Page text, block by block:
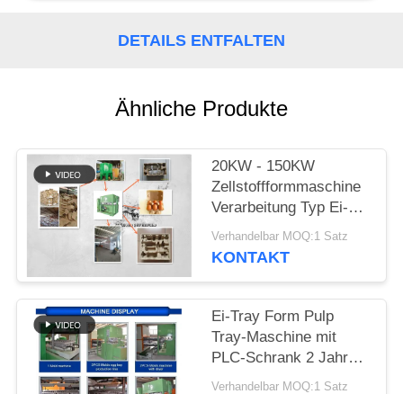
DATENSCHUTZRICHTLINIE
DETAILS ENTFALTEN
Ähnliche Produkte
20KW - 150KW
Zellstoffformmaschine
Verarbeitung Typ Ei-
Tray-Machmaschine
Verhandelbar MOQ:1 Satz
KONTAKT
Ei-Tray Form Pulp
Tray-Maschine mit
PLC-Schrank 2 Jahre
Garantie
Verhandelbar MOQ:1 Satz